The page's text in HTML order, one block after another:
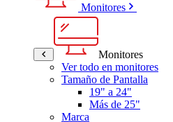
Monitores
Monitores
Ver todo en monitores
Tamaño de Pantalla
19" a 24"
Más de 25"
Marca